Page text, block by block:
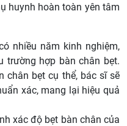
huynh hoàn toàn yên tâm
nhiều năm kinh nghiệm,
trường hợp bàn chân bẹt.
chân bẹt cụ thể, bác sĩ sẽ
xác, mang lại hiệu quả
xác độ bẹt bàn chân của